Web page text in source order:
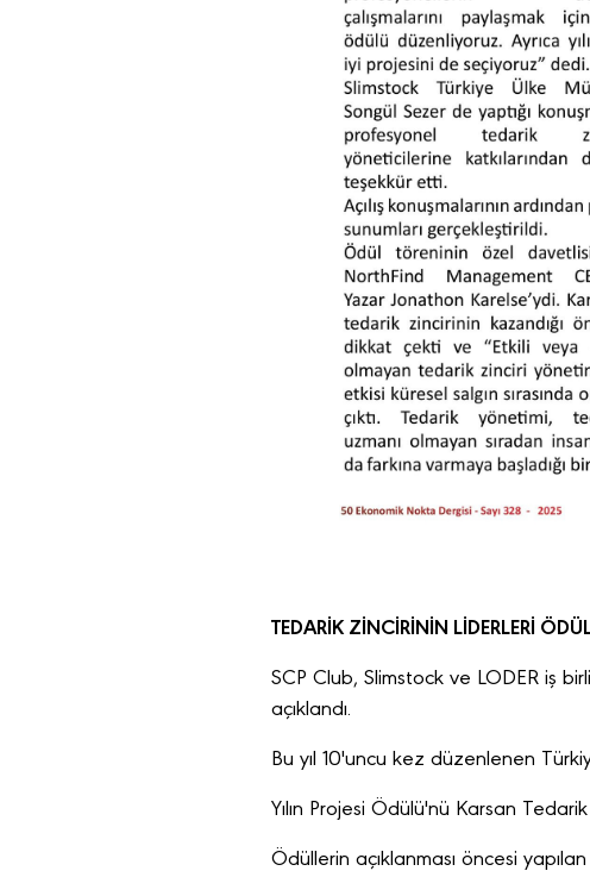
TEDARİK ZİNCİRİNİN LİDERLERİ
SCP Club, Slimstock ve LODER iş
açıklandı.
Bu yıl 10'uncu kez düzenlenen
Yılın Projesi Ödülü'nü Karsan
Ödüllerin açıklanması öncesi